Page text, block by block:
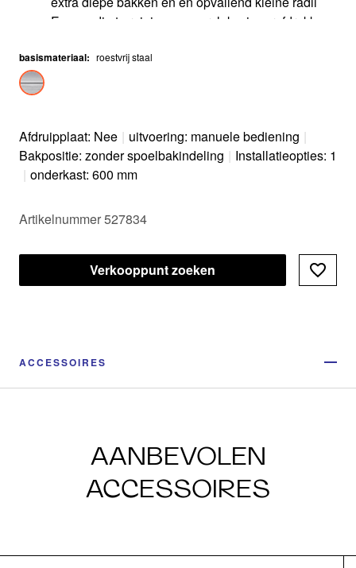
Eenvoudig te reinigen oppervlak: vingerafdrukken
basismateriaal: roestvrij staal
Afdruipplaat: Nee | uitvoering: manuele bediening |
Bakpositie: zonder spoelbakindeling | Installatieopties: 1
| onderkast: 600 mm
Artikelnummer 527834
Verkooppunt zoeken
ACCESSOIRES
AANBEVOLEN
ACCESSOIRES